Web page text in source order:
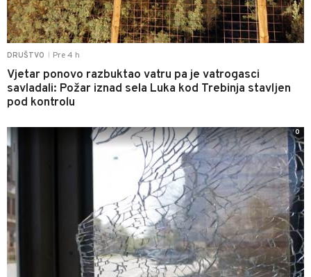
DRUŠTVO Pre 4 h
Vjetar ponovo razbuktao vatru pa je vatrogasci
savladali: Požar iznad sela Luka kod Trebinja stavljen
pod kontrolu
0